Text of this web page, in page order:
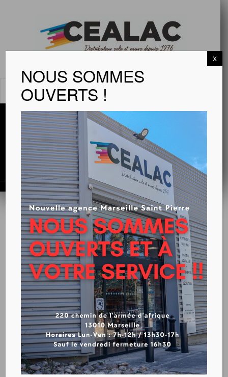
MENU
GERFLOR – CREATION 70
A COLLER
VOIR LA FICHE TECHIQUE
NOUS SOMMES
OUVERTS !
X